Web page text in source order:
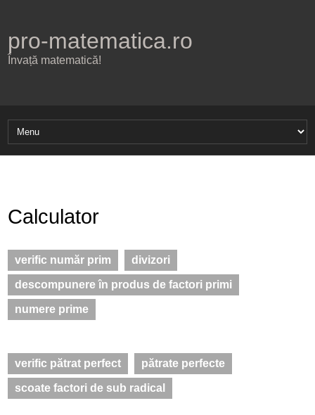
pro-matematica.ro
Învață matematică!
Calculator
verific număr prim divizori
descompunere în produs de factori primi
numere prime
verific pătrat perfect pătrate perfecte
scoate factori de sub radical